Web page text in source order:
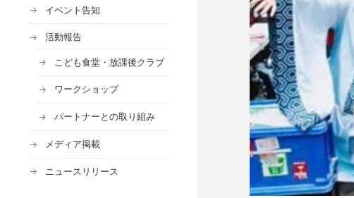
イベント告知
活動報告
こども食堂・放課後クラブ
ワークショップ
パートナーとの取り組み
メディア掲載
ニュースリリース